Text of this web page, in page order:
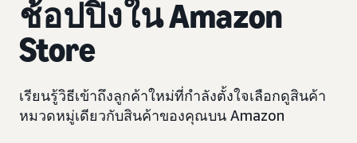
ช้อปปิ้งใน Amazon
Store
เรียนรู้วิธีเข้าถึงลูกค้าใหม่ที่กำลังตั้งใจเลือกดูสินค้า
หมวดหมู่เดียวกับสินค้าของคุณบน Amazon